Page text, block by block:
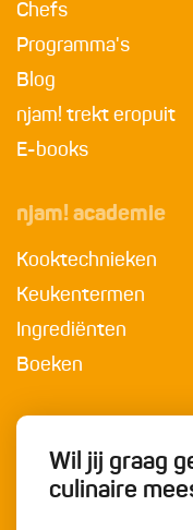
Chefs
Programma's
Blog
njam! trekt eropuit
E-books
njam! academie
Kooktechnieken
Keukentermen
Ingrediënten
Boeken
Wil jij graag
culinaire